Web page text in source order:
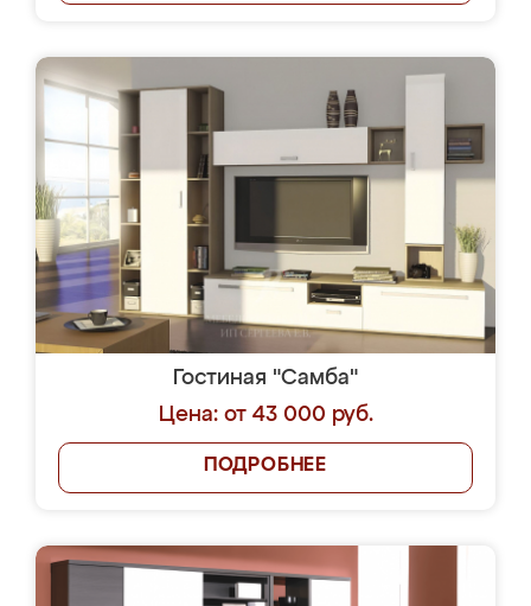
Гостиная "Самба"
Цена: от 43 000 руб.
ПОДРОБНЕЕ